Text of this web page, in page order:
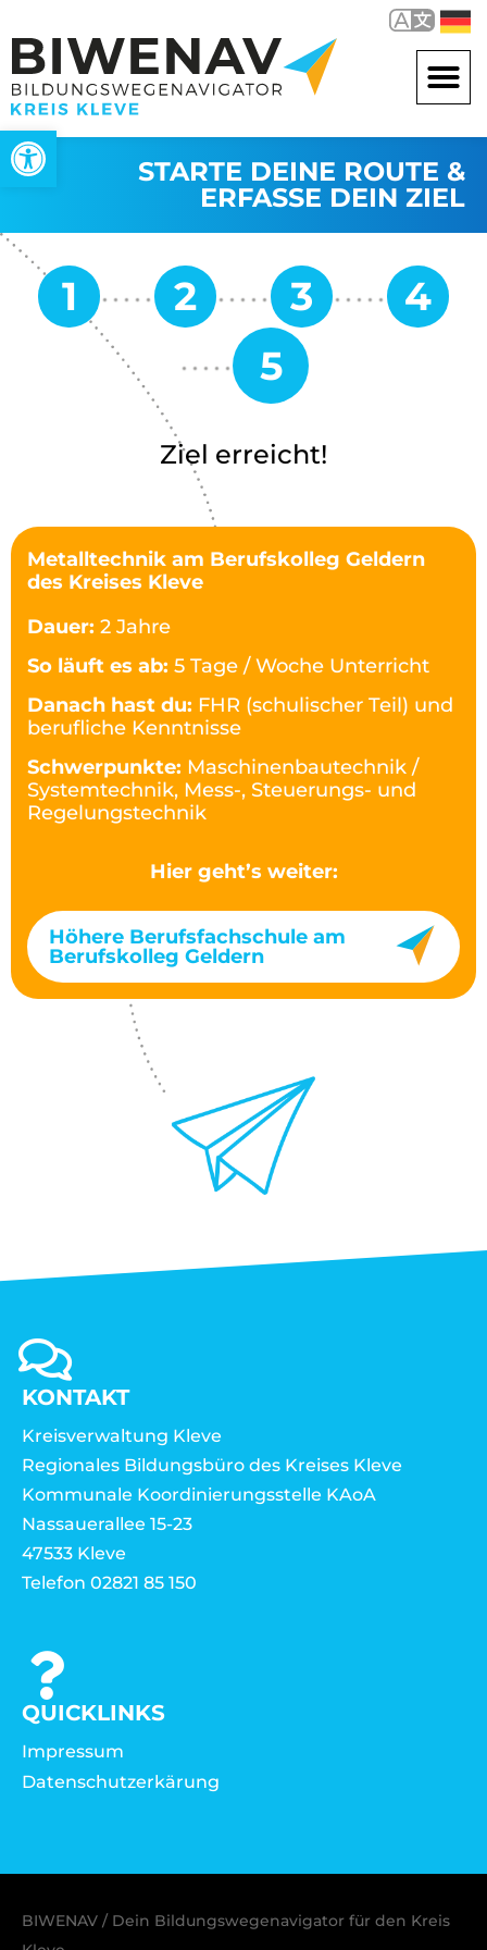
Werkzeugleiste öffnen
STARTE DEINE ROUTE &
ERFASSE DEIN ZIEL
Ziel erreicht!
Metalltechnik am Berufskolleg Geldern
des Kreises Kleve
Dauer: 2 Jahre
So läuft es ab: 5 Tage / Woche Unterricht
Danach hast du: FHR (schulischer Teil) und
berufliche Kenntnisse
Schwerpunkte: Maschinenbautechnik /
Systemtechnik, Mess-, Steuerungs- und
Regelungstechnik
Hier geht’s weiter:
Höhere Berufsfachschule am
Berufskolleg Geldern
KONTAKT
Kreisverwaltung Kleve
Regionales Bildungsbüro des Kreises Kleve
Kommunale Koordinierungsstelle KAoA
Nassauerallee 15-23
47533 Kleve
Telefon 02821 85 150
QUICKLINKS
Impressum
Datenschutzerkärung
BIWENAV / Dein Bildungswegenavigator für den Kreis